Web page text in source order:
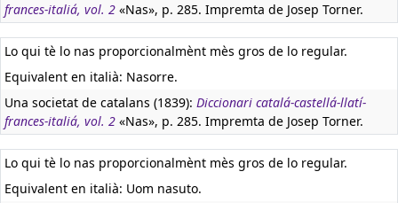
frances-italiá, vol. 2 «Nas», p. 285. Impremta de Josep Torner.
Lo qui tè lo nas proporcionalmènt mès gros de lo regular.
Equivalent en italià: Nasorre.
Una societat de catalans (1839): Diccionari catalá-castellá-llatí-
frances-italiá, vol. 2 «Nas», p. 285. Impremta de Josep Torner.
Lo qui tè lo nas proporcionalmènt mès gros de lo regular.
Equivalent en italià: Uom nasuto.